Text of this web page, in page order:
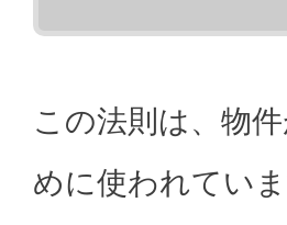
この法則は、物
めに使われてい